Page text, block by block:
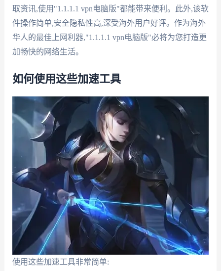
取资讯,使用"1.1.1.1 vpn电脑版"都能带来便利。此外,该软
件操作简单,安全隐私性高,深受海外用户好评。作为海外
华人的最佳上网利器,"1.1.1.1 vpn电脑版"必将为您打造更
加畅快的网络生活。
如何使用这些加速工具
使用这些加速工具非常简单: